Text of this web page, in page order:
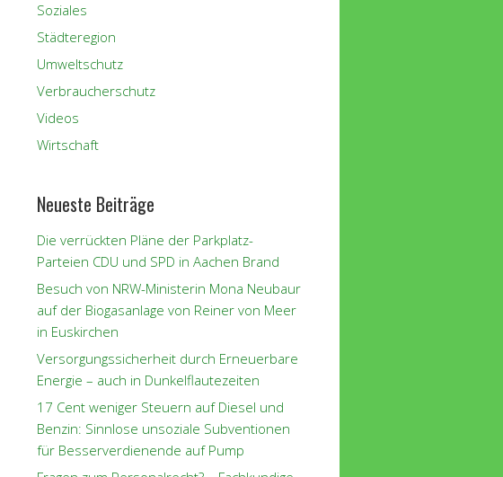
Soziales
Städteregion
Umweltschutz
Verbraucherschutz
Videos
Wirtschaft
Neueste Beiträge
Die verrückten Pläne der Parkplatz-
Parteien CDU und SPD in Aachen Brand
Besuch von NRW-Ministerin Mona Neubaur
auf der Biogasanlage von Reiner von Meer
in Euskirchen
Versorgungssicherheit durch Erneuerbare
Energie – auch in Dunkelflautezeiten
17 Cent weniger Steuern auf Diesel und
Benzin: Sinnlose unsoziale Subventionen
für Besserverdienende auf Pump